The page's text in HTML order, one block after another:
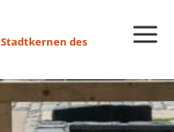
Stadtkernen des